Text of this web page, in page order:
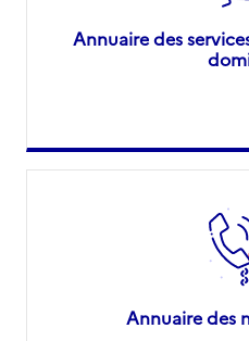
Annuaire des
Annuaire des